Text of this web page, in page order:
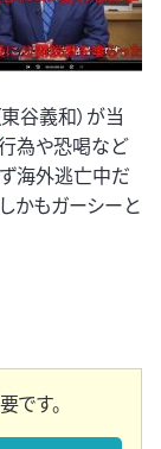
東谷義和）が当
為や恐喝など
海外逃亡中だ
かもガーシーと
です。